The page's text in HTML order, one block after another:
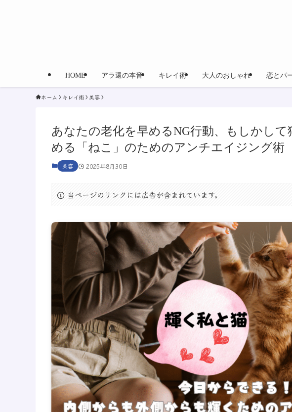
HOME アラ還の本音 キレイ術 大人のおしゃれ 恋とパ
ホーム キレイ術 美容
あなたの老化を早めるNG行動、もしかし
める「ねこ」のためのアンチエイジング術
美容 2025年8月30日
当ページのリンクには広告が含まれています。